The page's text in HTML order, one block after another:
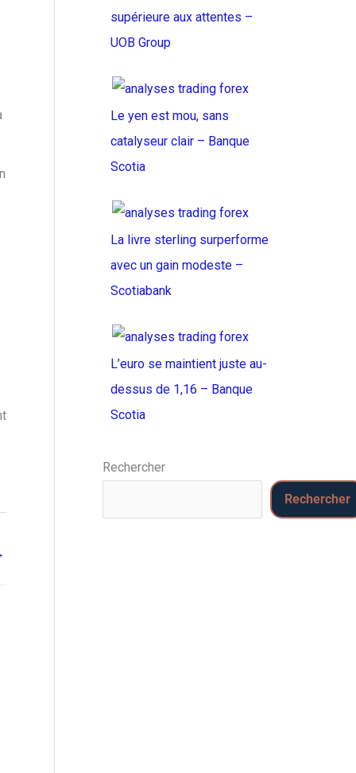
supérieure aux attentes –
UOB Group
Le yen est mou, sans
catalyseur clair – Banque
Scotia
La livre sterling surperforme
avec un gain modeste –
Scotiabank
L’euro se maintient juste au-
dessus de 1,16 – Banque
Scotia
Rechercher
Rechercher